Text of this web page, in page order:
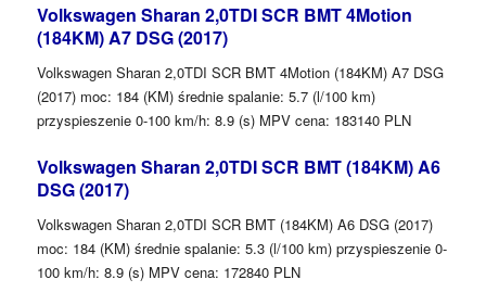
Volkswagen Sharan 2,0TDI SCR BMT 4Motion
(184KM) A7 DSG (2017)
Volkswagen Sharan 2,0TDI SCR BMT 4Motion (184KM) A7 DSG
(2017) moc: 184 (KM) średnie spalanie: 5.7 (l/100 km)
przyspieszenie 0-100 km/h: 8.9 (s) MPV cena: 183140 PLN
Volkswagen Sharan 2,0TDI SCR BMT (184KM) A6
DSG (2017)
Volkswagen Sharan 2,0TDI SCR BMT (184KM) A6 DSG (2017)
moc: 184 (KM) średnie spalanie: 5.3 (l/100 km) przyspieszenie 0-
100 km/h: 8.9 (s) MPV cena: 172840 PLN